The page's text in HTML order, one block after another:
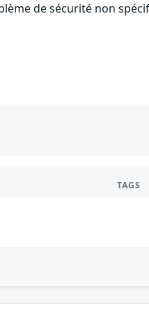
de sécurité non
TAGS